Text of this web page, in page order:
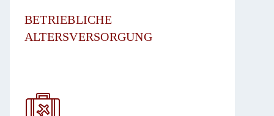
BETRIEBLICHE
ALTERSVERSORGUNG​